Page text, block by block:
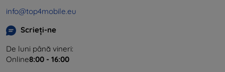
info@top4mobile.eu
Scrieți-ne
De luni până vineri:
Online8:00 - 16:00